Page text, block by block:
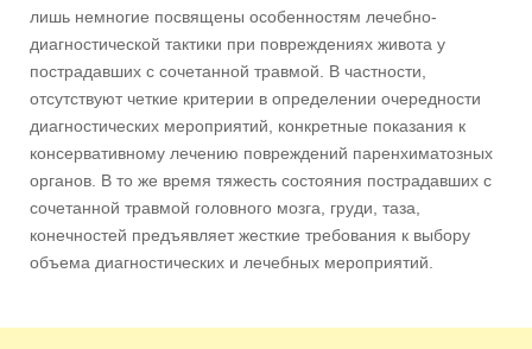
лишь немногие посвящены особенностям лечебно-
диагностической тактики при повреждениях живота у
пострадавших с сочетанной травмой. В частности,
отсутствуют четкие критерии в определении очередности
диагностических мероприятий, конкретные показания к
консервативному лечению повреждений паренхиматозных
органов. В то же время тяжесть состояния пострадавших с
сочетанной травмой головного мозга, груди, таза,
конечностей предъявляет жесткие требования к выбору
объема диагностических и лечебных мероприятий.